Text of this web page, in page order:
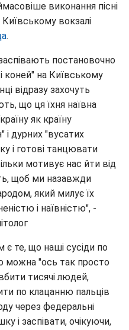
виконання пісні
Київському вокзалі
.
постановочно
коней" на Київському
відразу захочуть
що ця їхня наївна
як країну
і дурних "вусатих
і готові танцювати
мотивує нас йти від
щоб ми назавжди
який милує їх
і наївністю", -
є те, що наші сусіди по
можна "ось так просто
тисячі людей,
по клацанню пальців
через федеральні
і заспівати, очікуючи,